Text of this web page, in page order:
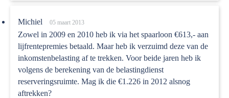
Michiel 05 maart 2013
Zowel in 2009 en 2010 heb ik via het spaarloon €613,- aan
lijfrentepremies betaald. Maar heb ik verzuimd deze van de
inkomstenbelasting af te trekken. Voor beide jaren heb ik
volgens de berekening van de belastingdienst
reserveringsruimte. Mag ik die €1.226 in 2012 alsnog
aftrekken?